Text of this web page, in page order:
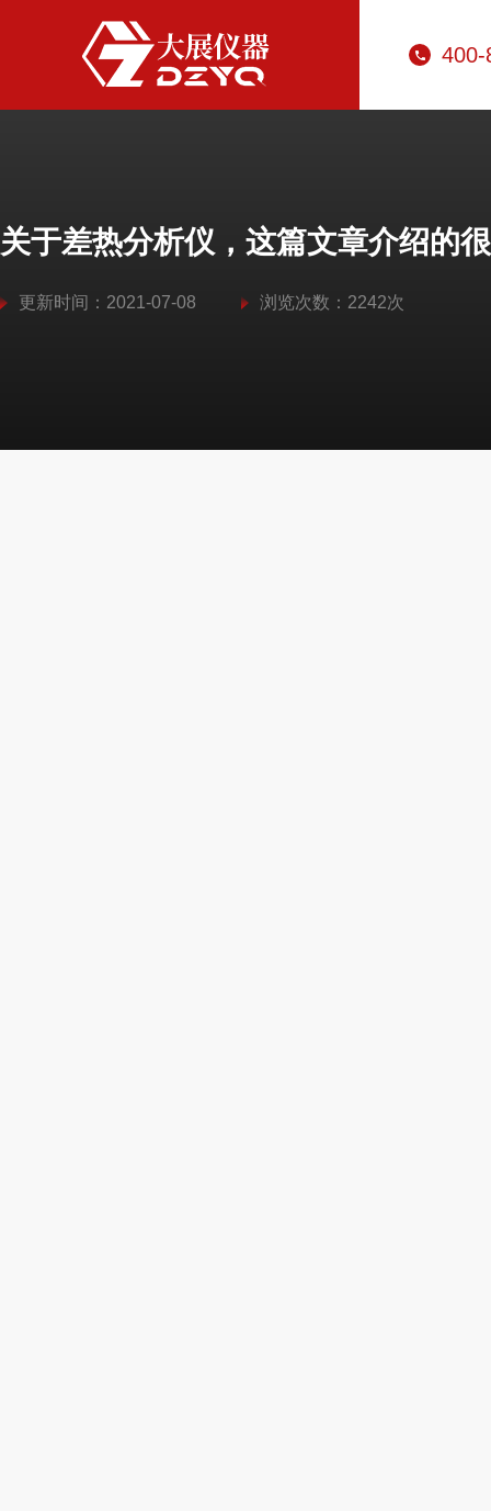
400-
关于差热分析仪，这篇文章介绍的
更新时间：2021-07-08 浏览次数：2242次